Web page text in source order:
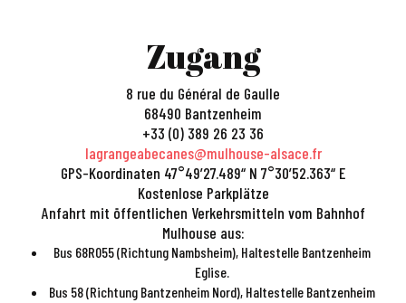
Zugang
8 rue du Général de Gaulle
68490 Bantzenheim
+33 (0) 389 26 23 36
lagrangeabecanes@mulhouse-alsace.fr
GPS-Koordinaten 47°49’27.489“ N 7°30’52.363“ E
Kostenlose Parkplätze
Anfahrt mit öffentlichen Verkehrsmitteln vom Bahnhof
Mulhouse aus:
Bus 68R055 (Richtung Nambsheim), Haltestelle Bantzenheim
Eglise.
Bus 58 (Richtung Bantzenheim Nord), Haltestelle Bantzenheim